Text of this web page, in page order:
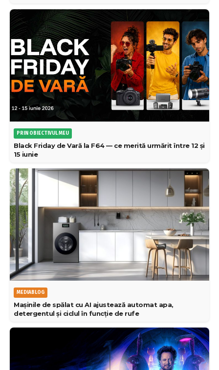
PRIN OBIECTIVUL MEU
Black Friday de Vară la F64 — ce merită urmărit între 12 și
15 iunie
MEDIABLOG
Mașinile de spălat cu AI ajustează automat apa,
detergentul și ciclul în funcție de rufe